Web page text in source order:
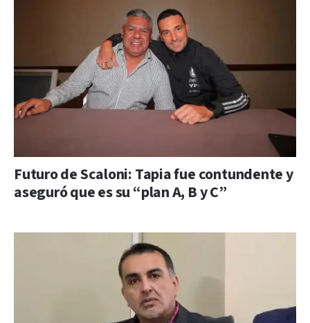
Futuro de Scaloni: Tapia fue contundente y
aseguró que es su “plan A, B y C”